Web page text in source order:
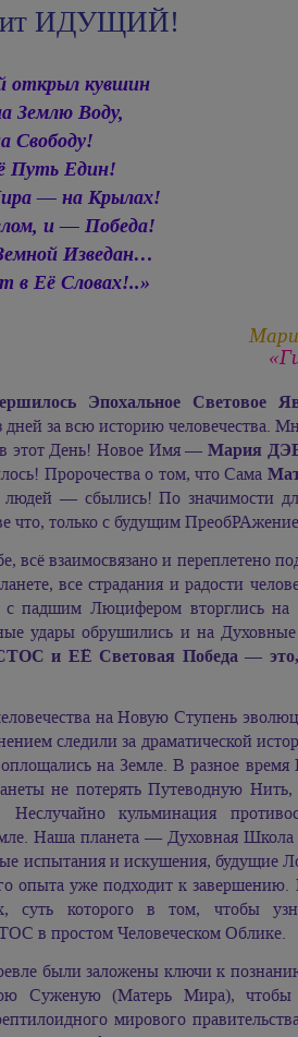
ИДУЩИЙ!
открыл кувшин
Землю Воду,
Свободу!
Путь Един!
— на Крылах!
и — Победа!
Изведан…
в Её Словах!..»
Эпохальное Световое
за всю историю человечества.
этот День! Новое Имя — Мария
Пророчества о том, что Сама
— сбылись! По значимости
что, только с будущим
взаимосвязано и переплетено
все страдания и радости
с падшим Люцифером вторглись
удары обрушились и на
и ЕЁ Световая Победа — это,
на Новую Ступень
следили за драматической
на Земле. В разное
не потерять Путеводную
кульминация
Наша планета — Духовная Школа
испытания и искушения, будущие
опыта уже подходит к
суть которого в том, чтобы
в простом Человеческом Облике.
были заложены ключи к
Суженую (Матерь Мира), чтобы
мирового